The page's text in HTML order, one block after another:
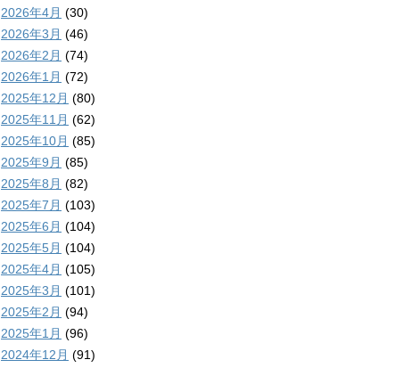
2026年4月 (30)
2026年3月 (46)
2026年2月 (74)
2026年1月 (72)
2025年12月 (80)
2025年11月 (62)
2025年10月 (85)
2025年9月 (85)
2025年8月 (82)
2025年7月 (103)
2025年6月 (104)
2025年5月 (104)
2025年4月 (105)
2025年3月 (101)
2025年2月 (94)
2025年1月 (96)
2024年12月 (91)